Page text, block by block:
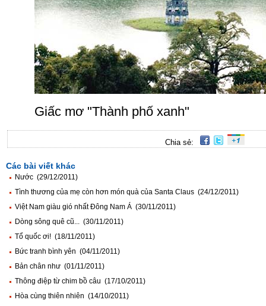
Giấc mơ "Thành phố xanh"
Chia sẻ:
Các bài viết khác
Nước (29/12/2011)
Tình thương của mẹ còn hơn món quà của Santa Claus (24/12/2011)
Việt Nam giàu gió nhất Đông Nam Á (30/11/2011)
Dòng sông quê cũ... (30/11/2011)
Tổ quốc ơi! (18/11/2011)
Bức tranh bình yên (04/11/2011)
Bản chân như (01/11/2011)
Thông điệp từ chim bồ câu (17/10/2011)
Hòa cùng thiên nhiên (14/10/2011)